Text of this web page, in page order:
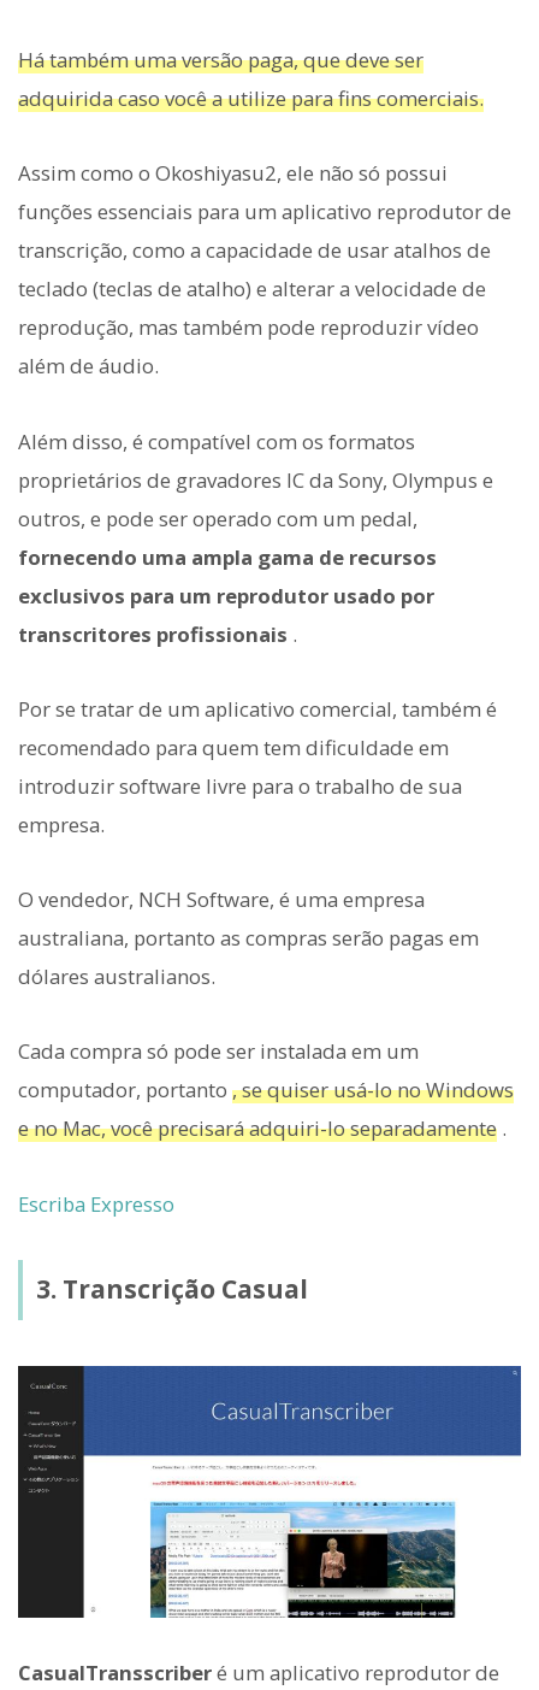
Há também uma versão paga, que deve ser
adquirida caso você a utilize para fins comerciais.
Assim como o Okoshiyasu2, ele não só possui
funções essenciais para um aplicativo reprodutor de
transcrição, como a capacidade de usar atalhos de
teclado (teclas de atalho) e alterar a velocidade de
reprodução, mas também pode reproduzir vídeo
além de áudio.
Além disso, é compatível com os formatos
proprietários de gravadores IC da Sony, Olympus e
outros, e pode ser operado com um pedal,
fornecendo uma ampla gama de recursos
exclusivos para um reprodutor usado por
transcritores profissionais .
Por se tratar de um aplicativo comercial, também é
recomendado para quem tem dificuldade em
introduzir software livre para o trabalho de sua
empresa.
O vendedor, NCH Software, é uma empresa
australiana, portanto as compras serão pagas em
dólares australianos.
Cada compra só pode ser instalada em um
computador, portanto , se quiser usá-lo no Windows
e no Mac, você precisará adquiri-lo separadamente .
Escriba Expresso
3. Transcrição Casual
CasualTransscriberé um aplicativo reprodutor de